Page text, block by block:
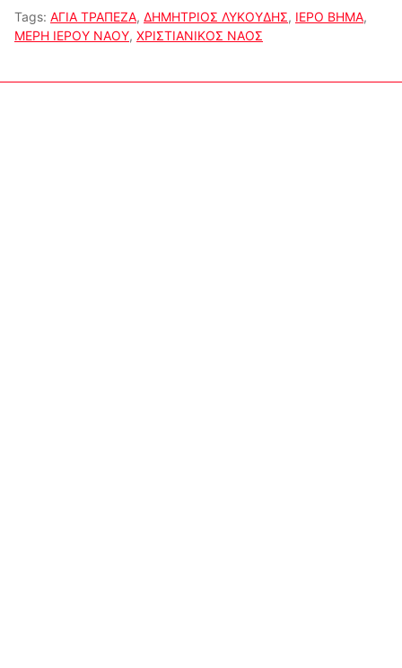
Tags: ΑΓΙΑ ΤΡΑΠΕΖΑ, ΔΗΜΗΤΡΙΟΣ ΛΥΚΟΥΔΗΣ, ΙΕΡΟ ΒΗΜΑ,
ΜΕΡΗ ΙΕΡΟΥ ΝΑΟΥ, ΧΡΙΣΤΙΑΝΙΚΟΣ ΝΑΟΣ